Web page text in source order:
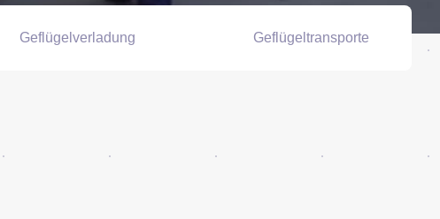
Geflügelverladung Geflügeltransporte